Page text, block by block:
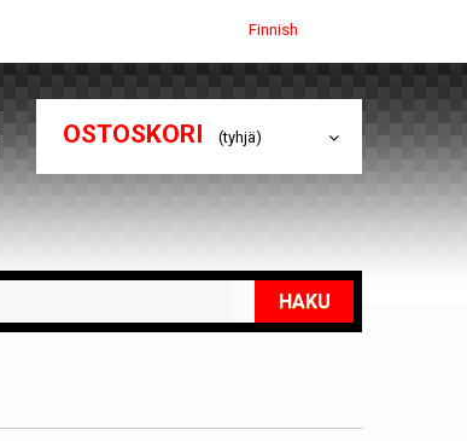
Finnish
OSTOSKORI (tyhjä)
HAKU